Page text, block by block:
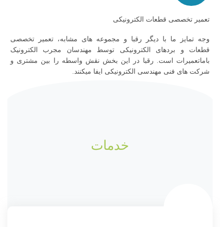
تعمیر تخصصی قطعات الکترونیکی
وجه تمایز ما با دیگر رقبا و مجموعه های مشابه، تعمیر تخصصی
قطعات و بردهای الکترونیکی توسط مهندسان مجرب الکترونیک
باماتعمیرات است. رقبا در این بخش نقش واسطه را بین مشتری و
شرکت های فنی مهندسی الکترونیکی ایفا میکنند.
خدمات